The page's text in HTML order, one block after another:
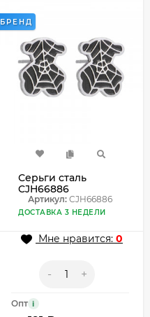
БРЕНД
Серьги сталь
CJH66886
Артикул: CJH66886
ДОСТАВКА 3 НЕДЕЛИ
Мне нравится: 0
- +
Опт i